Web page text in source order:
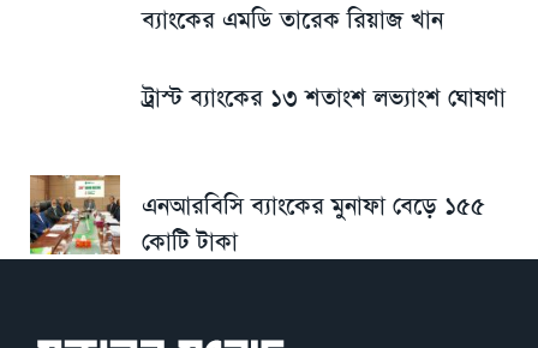
ব্যাংকের এমডি তারেক রিয়াজ খান
ট্রাস্ট ব্যাংকের ১৩ শতাংশ লভ্যাংশ ঘোষণা
এনআরবিসি ব্যাংকের মুনাফা বেড়ে ১৫৫
কোটি টাকা